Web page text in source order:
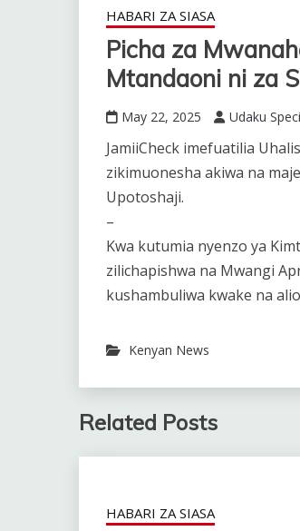
HABARI ZA SIASA
Picha za
Mtandaoni ni za
May 22, 2025 Udaku
JamiiCheck imefuatilia
zikimuonesha akiwa na
Upotoshaji.
–
Kwa kutumia nyenzo ya
zilichapishwa na Mwangi
kushambuliwa kwake na
Kenyan News
Related Posts
HABARI ZA SIASA